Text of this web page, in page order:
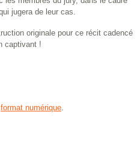
jugera de leur cas.
originale pour ce récit cadencé
captivant !
format numérique.